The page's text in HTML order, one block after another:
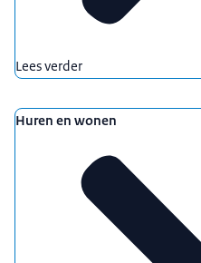
Lees verder
Huren en wonen